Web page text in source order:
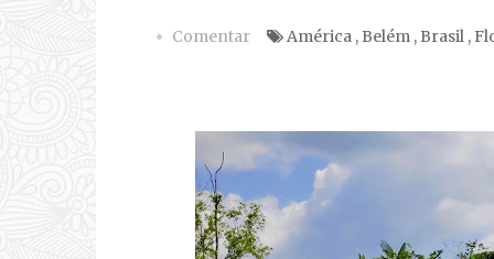
Comentar América , Belém , Brasil ,